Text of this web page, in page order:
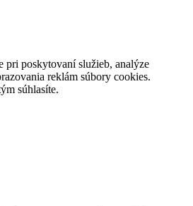
pri poskytovaní služieb, analýze
reklám súbory cookies.
súhlasíte.